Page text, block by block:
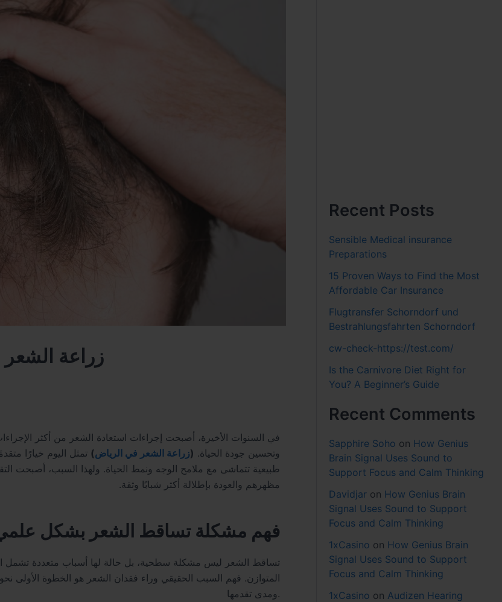
زراعة الشعر
في السنوات الأخيرة، أصبحت إجراءات استعادة الشعر من أكثر
وتحسين جودة الحياة. (زراعة الشعر في الرياض) تمثل اليوم خيارًا
طبيعية تتماشى مع ملامح الوجه ونمط الحياة. ولهذا السبب، أصبحت
مظهرهم والعودة بإطلالة أكثر شبابًا وثقة.
فهم مشكلة تساقط الشعر بشكل
تساقط الشعر ليس مشكلة سطحية، بل حالة لها أسباب متعددة تشمل
المتوازن. فهم السبب الحقيقي وراء فقدان الشعر هو الخطوة الأولى
ومدى تقدمها.
Recent Posts
Sensible Medical insurance
Preparations
15 Proven Ways to Find the Most
Affordable Car Insurance
Flugtransfer Schorndorf und
Bestrahlungsfahrten Schorndorf
cw-check-https://test.com/
Is the Carnivore Diet Right for
You? A Beginner’s Guide
Recent Comments
Sapphire Soho on How Genius
Brain Signal Uses Sound to
Support Focus and Calm Thinking
Davidjar on How Genius Brain
Signal Uses Sound to Support
Focus and Calm Thinking
1xCasino on How Genius Brain
Signal Uses Sound to Support
Focus and Calm Thinking
1xCasino on Audizen Hearing